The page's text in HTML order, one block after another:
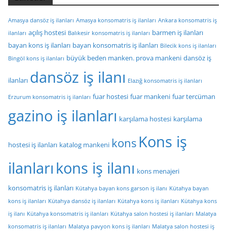
Amasya dansöz iş ilanları Amasya konsomatris iş ilanları Ankara konsomatris iş
ilanları açılış hostesi Balıkesir konsomatris iş ilanları barmen iş ilanları
bayan kons iş ilanları bayan konsomatris iş ilanları Bilecik kons iş ilanları
Bingöl kons iş ilanları büyük beden manken. prova mankeni dansöz iş
ilanları dansöz iş ilanı Elazığ konsomatris iş ilanları
Erzurum konsomatris iş ilanları fuar hostesi fuar mankeni fuar tercüman
gazino iş ilanları karşılama hostesi karşılama
hostesi iş ilanları katalog mankeni kons Kons iş
ilanları kons iş ilanı kons menajeri
konsomatris iş ilanları Kütahya bayan kons garson iş ilanı Kütahya bayan
kons iş ilanları Kütahya dansöz iş ilanları Kütahya kons iş ilanları Kütahya kons
iş ilanı Kütahya konsomatris iş ilanları Kütahya salon hostesi iş ilanları Malatya
konsomatris iş ilanları Malatya pavyon kons iş ilanları Malatya salon hostesi iş